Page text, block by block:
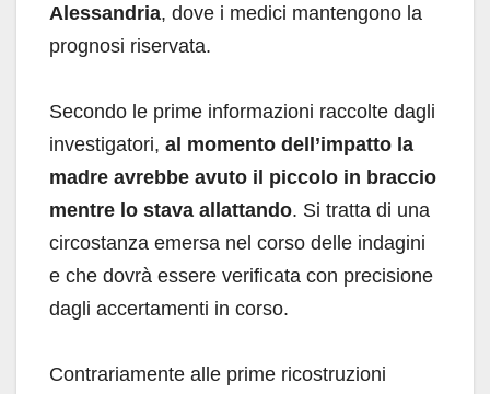
Alessandria, dove i medici mantengono la
prognosi riservata.
Secondo le prime informazioni raccolte dagli
investigatori, al momento dell’impatto la
madre avrebbe avuto il piccolo in braccio
mentre lo stava allattando. Si tratta di una
circostanza emersa nel corso delle indagini
e che dovrà essere verificata con precisione
dagli accertamenti in corso.
Contrariamente alle prime ricostruzioni